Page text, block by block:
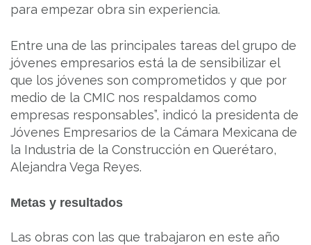
para empezar obra sin experiencia.
Entre una de las principales tareas del grupo de
jóvenes empresarios está la de sensibilizar el
que los jóvenes son comprometidos y que por
medio de la CMIC nos respaldamos como
empresas responsables”, indicó la presidenta de
Jóvenes Empresarios de la Cámara Mexicana de
la Industria de la Construcción en Querétaro,
Alejandra Vega Reyes.
Metas y resultados
Las obras con las que trabajaron en este año